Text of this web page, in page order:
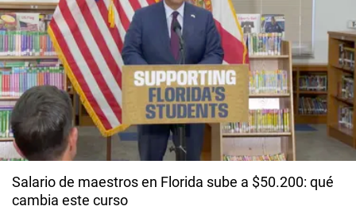
Salario de maestros en Florida sube a $50.200: qué
cambia este curso